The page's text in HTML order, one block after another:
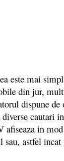
este mai
din jur,
dispune de
diverse cautari
afiseaza in
astfel